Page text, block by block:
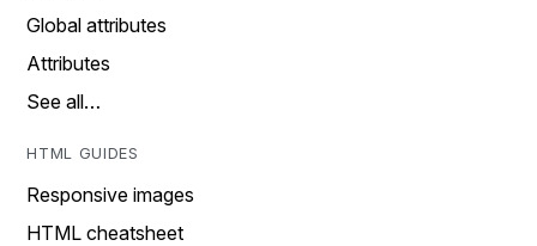
Global attributes
Attributes
See all…
HTML GUIDES
Responsive images
HTML cheatsheet